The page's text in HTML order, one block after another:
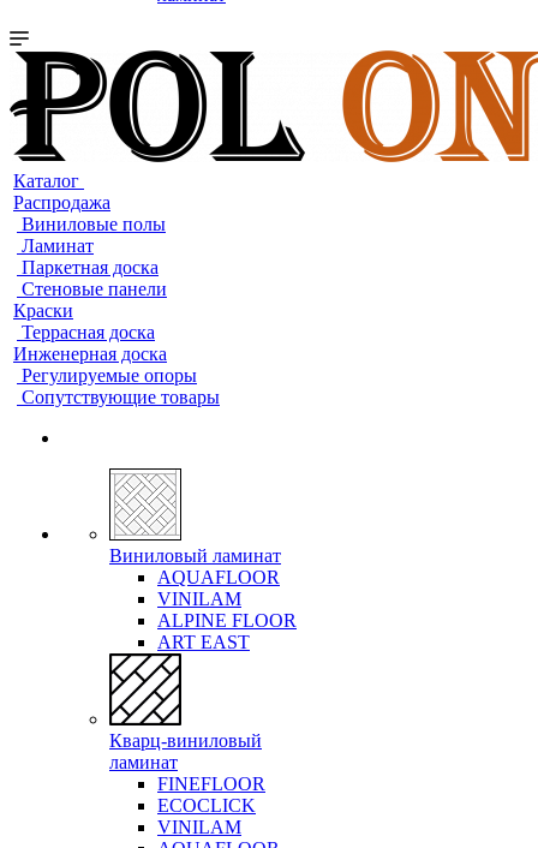
Каталог
Распродажа
Виниловые полы
Ламинат
Паркетная доска
Стеновые панели
Краски
Террасная доска
Инженерная доска
Регулируемые опоры
Сопутствующие товары
Виниловый ламинат
AQUAFLOOR
VINILAM
ALPINE FLOOR
ART EAST
Кварц-виниловый
ламинат
FINEFLOOR
ECOCLICK
VINILAM